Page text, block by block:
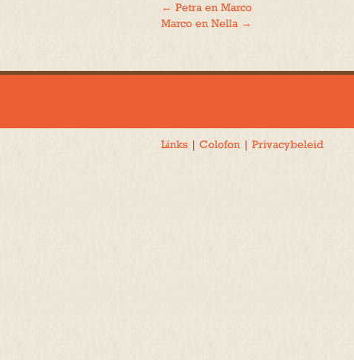
Bericht
navigatie
← Petra en Marco
Marco en Nella →
Links | Colofon | Privacybeleid